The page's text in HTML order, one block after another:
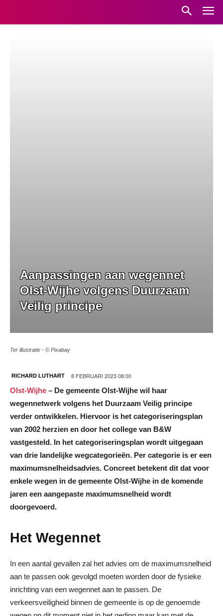
Aanpassingen aan wegennet
Olst-Wijhe volgens Duurzaam
Veilig principe
Ter illustratie - © Pixabay
RICHARD LUTHART 8 FEBRUARI 2023 08:00
Olst-Wijhe – De gemeente Olst-Wijhe wil haar
wegennetwerk volgens het Duurzaam Veilig principe
verder ontwikkelen. Hiervoor is het categoriseringsplan
van 2002 herzien en door het college van B&W
vastgesteld. In het categoriseringsplan wordt uitgegaan
van drie landelijke wegcategorieën. Per categorie is er een
maximumsnelheidsadvies. Concreet betekent dit dat voor
enkele wegen in de gemeente Olst-Wijhe in de komende
jaren een aangepaste maximumsnelheid wordt
doorgevoerd.
Het Wegennet
In een aantal gevallen zal het advies om de maximumsnelheid
aan te passen ook gevolgd moeten worden door de fysieke
inrichting van een wegennet aan te passen. De
verkeersveiligheid binnen de gemeente is op de genoemde